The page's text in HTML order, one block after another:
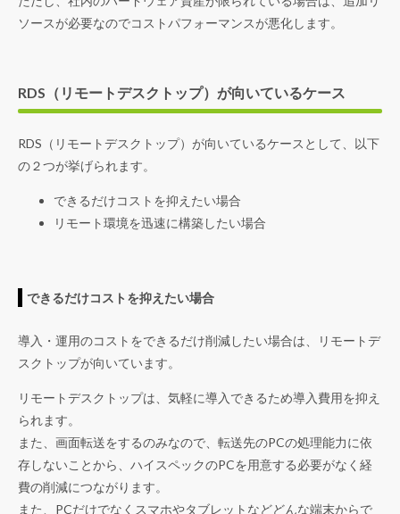
ソースが必要なのでコストパフォーマンスが悪化します。
RDS（リモートデスクトップ）が向いているケース
RDS（リモートデスクトップ）が向いているケースとして、以下
の２つが挙げられます。
できるだけコストを抑えたい場合
リモート環境を迅速に構築したい場合
できるだけコストを抑えたい場合
導入・運用のコストをできるだけ削減したい場合は、リモートデ
スクトップが向いています。
リモートデスクトップは、気軽に導入できるため導入費用を抑え
られます。
また、画面転送をするのみなので、転送先のPCの処理能力に依
存しないことから、ハイスペックのPCを用意する必要がなく経
費の削減につながります。
また、PCだけでなくスマホやタブレットなどどんな端末からで